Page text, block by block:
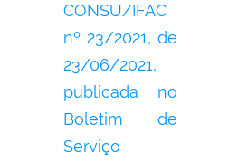
CONSU/IFAC
nº 23/2021, de
23/06/2021,
publicada no
Boletim de
Serviço